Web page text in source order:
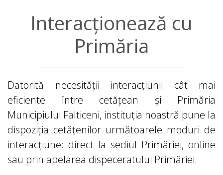
Interacționează cu
Primăria
Datorită necesității interacțiunii cât mai
eficiente între cetățean și Primăria
Municipiului Falticeni, instituția noastră pune la
dispoziția cetățenilor următoarele moduri de
interacțiune: direct la sediul Primăriei, online
sau prin apelarea dispeceratului Primăriei.